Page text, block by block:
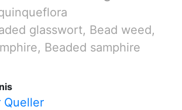
glasswort, Bead weed,
Beaded samphire
Queller